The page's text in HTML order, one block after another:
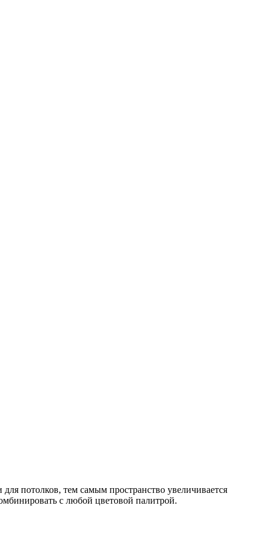
потолков, тем самым пространство увеличивается
с любой цветовой палитрой.